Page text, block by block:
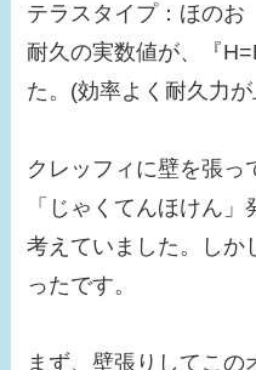
テラスタイプ：ほのお
耐久の実数値が、『
た。(効率よく耐久力
クレッフィに壁を張っ
「じゃくてんほけん
考えていました。しか
ったです。
まず、壁張りしてこ